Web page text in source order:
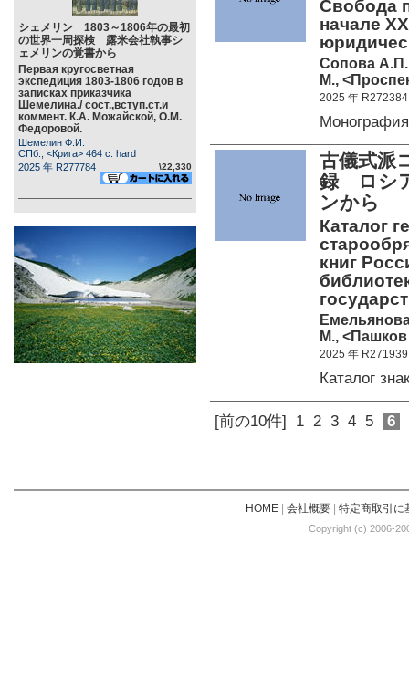
シェメリン 1803～1806年の最初
の世界一周探検 露米会社執事シ
ェメリンの覚書から
Первая кругосветная
экспедиция 1803-1806 годов в
записках приказчика
Шемелина./ сост.,вступ.ст.и
коммент. К.А. Можайской, О.М.
Федоровой.
Шемелин Ф.И.
СПб., <Крига> 464 c. hard
2025 年 R277784
\22,330
Свобода
начале
Сопова А.П.
М.,
2025 年 R272384
古儀式派
録 ロシ
ンから
Каталог
книг
М.,
2025 年 R271939
Каталог
[前の10件] 1 2 3 4 5 6
HOME| 会社概要| 特定商取引に
Copyright (c) 2006-